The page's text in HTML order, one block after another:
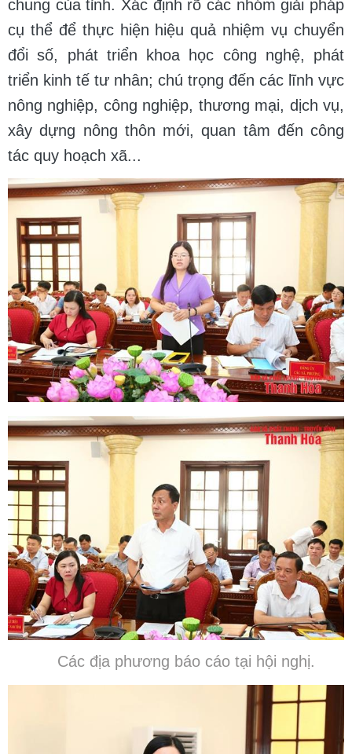
chung của tỉnh. Xác định rõ các nhóm giải pháp
cụ thể để thực hiện hiệu quả nhiệm vụ chuyển
đổi số, phát triển khoa học công nghệ, phát
triển kinh tế tư nhân; chú trọng đến các lĩnh vực
nông nghiệp, công nghiệp, thương mại, dịch vụ,
xây dựng nông thôn mới, quan tâm đến công
tác quy hoạch xã...
Các địa phương báo cáo tại hội nghị.